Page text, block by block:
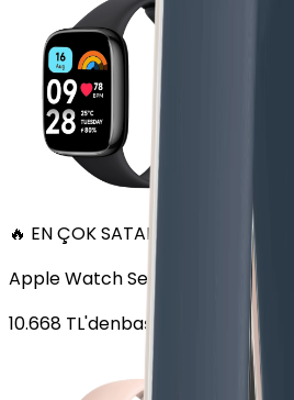
🔥 EN ÇOK SATAN
Apple Watch Series 6
10.668 TL'denbaşlayan fiyatlar